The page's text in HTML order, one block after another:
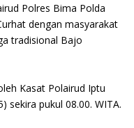
Polres Bima Polda
dengan masyarakat
tradisional Bajo
Kasat Polairud Iptu
sekira pukul 08.00. WITA.